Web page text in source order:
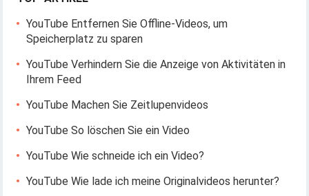
YouTube Entfernen Sie Offline-Videos, um
Speicherplatz zu sparen
YouTube Verhindern Sie die Anzeige von Aktivitäten in
Ihrem Feed
YouTube Machen Sie Zeitlupenvideos
YouTube So löschen Sie ein Video
YouTube Wie schneide ich ein Video?
YouTube Wie lade ich meine Originalvideos herunter?